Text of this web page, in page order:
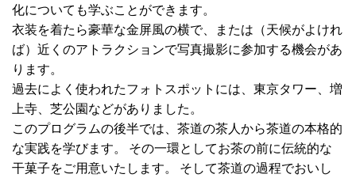
化についても学ぶことができます。
衣装を着たら豪華な金屏風の横で、または（天候がよけれ
ば）近くのアトラクションで写真撮影に参加する機会があ
ります。
過去によく使われたフォトスポットには、東京タワー、増
上寺、芝公園などがありました。
このプログラムの後半では、茶道の茶人から茶道の本格的
な実践を学びます。 その一環としてお茶の前に伝統的な
干菓子をご用意いたします。 そして茶道の過程でおいし